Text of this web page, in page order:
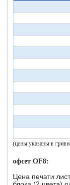
(цены указаны в
офсет OF8:
Цена печати